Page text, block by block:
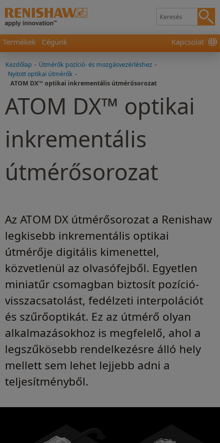
Termékek Cégünk Kapcsolat
Kezdőlap - Útmérők pozíció- és mozgásvezérléshez -
Nyitott optikai útmérők -
ATOM DX™ optikai inkrementális útmérősorozat
ATOM DX™ optikai
inkrementális
útmérősorozat
Az ATOM DX útmérősorozat a Renishaw
legkisebb inkrementális optikai
útmérője digitális kimenettel,
közvetlenül az olvasófejből. Egyetlen
miniatűr csomagban biztosít pozíció-
visszacsatolást, fedélzeti interpolációt
és szűrőoptikát. Ez az útmérő olyan
alkalmazásokhoz is megfelelő, ahol a
legszűkösebb rendelkezésre álló hely
mellett sem lehet lejjebb adni a
teljesítményből.